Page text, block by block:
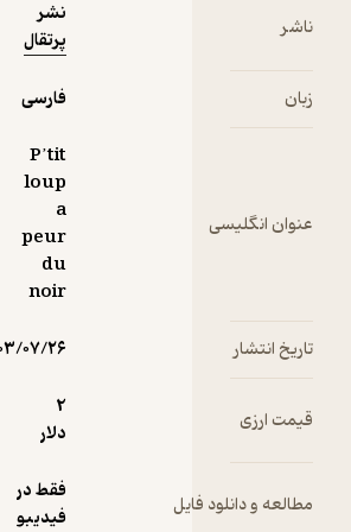
ناشر
نشر
پرتقال
زبان فارسی
عنوان انگلیسی
P’tit
loup
peur
du
noir
تاریخ انتشار ۱۴۰۳/۰۷/۲۶
قیمت ارزی
دلار
مطالعه و دانلود فایل
فقط در
فیدیبو